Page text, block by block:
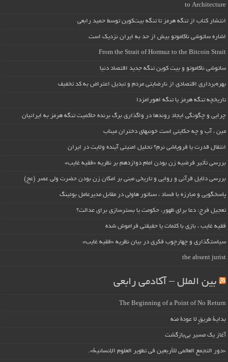
to Architecture
انتشار کتاب از تنگه هرمز تا تنگه بیت‌کوین توسط حمید رابعی
اشاره ساتوشی ناکاموتو بیش از حد به ایران نزدیک است
From the Strait of Hormuz to the Bitcoin Strait
ساتوشی ناکاموتو و بیت کوین تنگه جدید اقتصاد دنیا
بهره‌برداری اقتصادی از نارضایتی مردم و تبدیل اعتراض به کد تخفیف
تاریخچه تنگه هرمز یا تنگه اهورامزدا
چرایی و چگونگی ایجاد روندها در واگذاری برگ برنده حاکمیت تنگه هرمز به ایرانیان
مین ، آب و چه حکایتی است خونبهای دختران میناب
انتقال قدرت یا فروپاشی نرم؟ تحلیل امنیتی آینده ولایت در ایران
بررسی تأثیر فرضیه زن بودن امام دوازدهم بر نظریه «فقیه غایب»
بررسی دلایل قرآنی و روایی و تاریخی مبنی بر امکان زن بودن حضرت ولی عصر (عج)
پاسخگویی و مبارزه با فساد ، سناتور هاولی در مقابل مدیرعامل بوئینگ
تعجیل فرج: دعا برای ظهور، حکومت یا بسترسازی برای عدالت؟
فقیه غایب ، بازی با کلمات یا حقیقتی فراموش شده
سیاستگذاری و چهارچوب فکری در بیان نظریه «فقیه غایب»
the absent jurist
بین الملل – آکادمی رابعی
The Beginning of a Point of No Return
بداية طريقٍ لا عودة منه
آغاز یک مسیر بی‌بازگشت
«دور التجمع العالمي للأربعين في تطوير العلوم الإنسانية».